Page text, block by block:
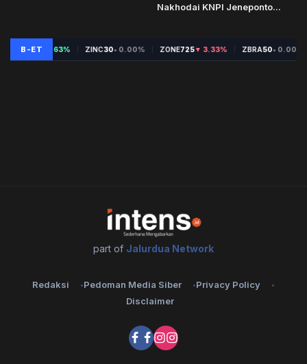
Nakhodai KNPI Jeneponto...
part of Jalurdua Network
Redaksi Pedoman Media Siber
Privacy Policy
Disclaimer